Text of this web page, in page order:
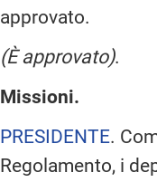
approvato.
(È approvato).
Missioni.
PRESIDENTE.
Regolamento, i